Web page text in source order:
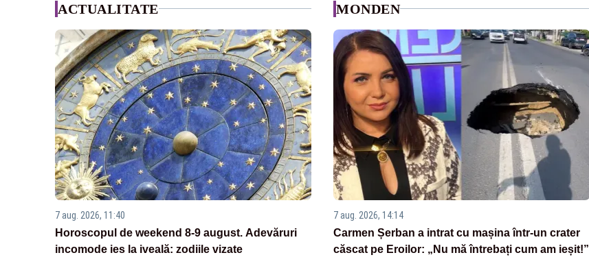
ACTUALITATE
7 aug. 2026, 11:40
Horoscopul de weekend 8-9 august. Adevăruri
incomode ies la iveală: zodiile vizate
MONDEN
7 aug. 2026, 14:14
Carmen Șerban a intrat cu mașina într-un crater
căscat pe Eroilor: „Nu mă întrebați cum am ieșit!”